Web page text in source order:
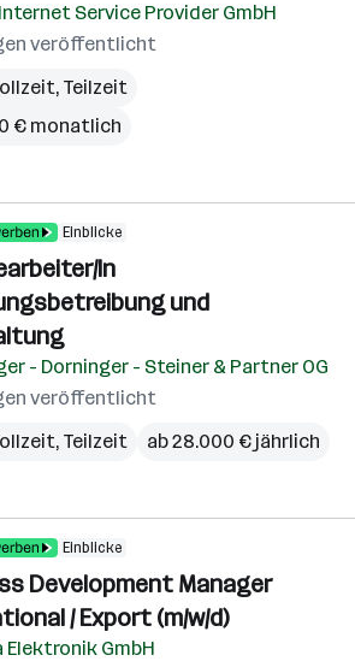
Service Provider GmbH
veröffentlicht
Teilzeit
€ monatlich
Einblicke
In
und
- Dorninger - Steiner & Partner OG
veröffentlicht
Teilzeit ab 28.000 € jährlich
Einblicke
Development Manager
/ Export (m/w/d)
Elektronik GmbH